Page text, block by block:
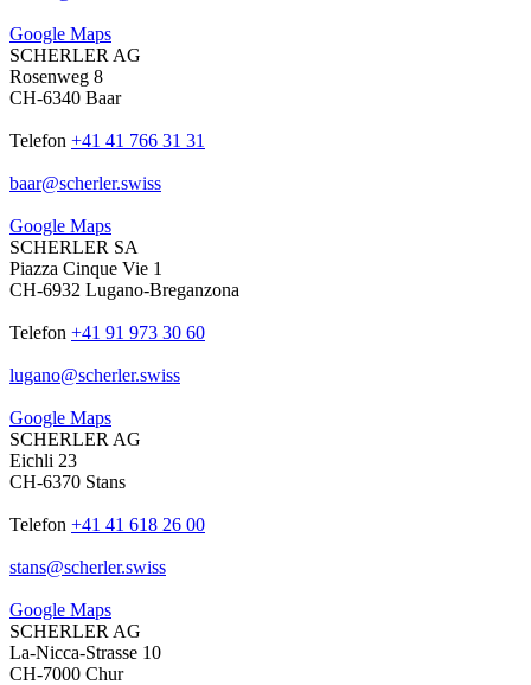
Google Maps
SCHERLER AG
Rosenweg 8
CH-6340 Baar
Telefon +41 41 766 31 31
baar@scherler.swiss
Google Maps
SCHERLER SA
Piazza Cinque Vie 1
CH-6932 Lugano-Breganzona
Telefon +41 91 973 30 60
lugano@scherler.swiss
Google Maps
SCHERLER AG
Eichli 23
CH-6370 Stans
Telefon +41 41 618 26 00
stans@scherler.swiss
Google Maps
SCHERLER AG
La-Nicca-Strasse 10
CH-7000 Chur